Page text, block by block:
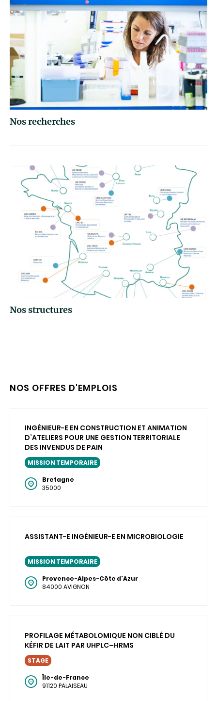
Nos recherches
Nos structures
NOS OFFRES D'EMPLOIS
INGÉNIEUR-E EN CONSTRUCTION ET ANIMATION
D’ATELIERS POUR UNE GESTION TERRITORIALE
DES INVENDUS DE PAIN
MISSION TEMPORAIRE
Bretagne
35000
ASSISTANT-E INGÉNIEUR-E EN MICROBIOLOGIE
MISSION TEMPORAIRE
Provence-Alpes-Côte d'Azur
84000 AVIGNON
PROFILAGE MÉTABOLOMIQUE NON CIBLÉ DU
KÉFIR DE LAIT PAR UHPLC–HRMS
STAGE
Île-de-France
91120 PALAISEAU